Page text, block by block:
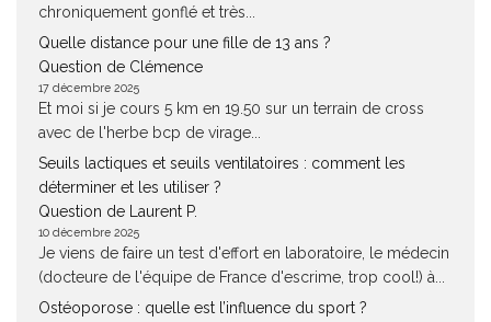
chroniquement gonflé et très...
Quelle distance pour une fille de 13 ans ?
Question de Clémence
17 décembre 2025
Et moi si je cours 5 km en 19.50 sur un terrain de cross
avec de l'herbe bcp de virage...
Seuils lactiques et seuils ventilatoires : comment les
déterminer et les utiliser ?
Question de Laurent P.
10 décembre 2025
Je viens de faire un test d'effort en laboratoire, le médecin
(docteure de l'équipe de France d'escrime, trop cool!) à...
Ostéoporose : quelle est l’influence du sport ?